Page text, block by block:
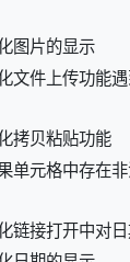
图片的显示
文件上传功能
拷贝粘贴功能
单元格中存在
链接打开中对